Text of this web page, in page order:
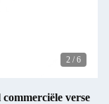
2 / 6
verse